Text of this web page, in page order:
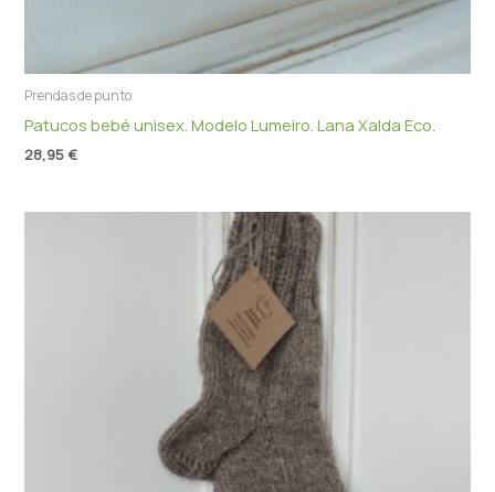
Prendas de punto
Patucos bebé unisex. Modelo Lumeiro. Lana Xalda Eco.
28,95 €